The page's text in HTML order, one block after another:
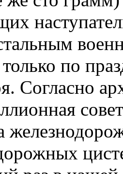
по
Согласно